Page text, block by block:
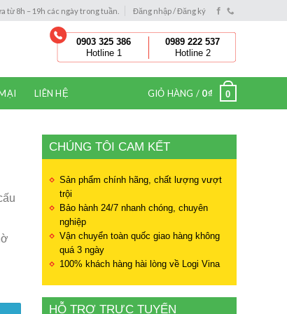
từ 8h – 19h các ngày trong tuần. Đăng nhập / Đăng ký
0903 325 386
Hotline 1
0989 222 537
Hotline 2
LIÊN HỆ GIỎ HÀNG / 0₫ 0
CHÚNG TÔI CAM KẾT
Sản phẩm chính hãng, chất lượng vượt
trội
Bảo hành 24/7 nhanh chóng, chuyên
nghiệp
Vận chuyển toàn quốc giao hàng không
quá 3 ngày
100% khách hàng hài lòng về Logi Vina
HỖ TRỢ TRỰC TUYẾN